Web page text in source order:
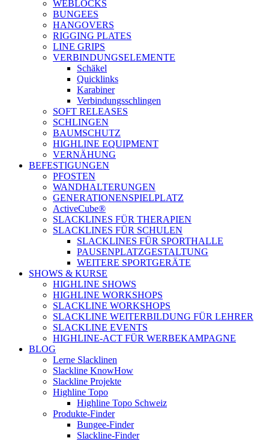
WEBLOCKS
BUNGEES
HANGOVERS
RIGGING PLATES
LINE GRIPS
VERBINDUNGSELEMENTE
Schäkel
Quicklinks
Karabiner
Verbindungsschlingen
SOFT RELEASES
SCHLINGEN
BAUMSCHUTZ
HIGHLINE EQUIPMENT
VERNÄHUNG
BEFESTIGUNGEN
PFOSTEN
WANDHALTERUNGEN
GENERATIONENSPIELPLATZ
ActiveCube®
SLACKLINES FÜR THERAPIEN
SLACKLINES FÜR SCHULEN
SLACKLINES FÜR SPORTHALLE
PAUSENPLATZGESTALTUNG
WEITERE SPORTGERÄTE
SHOWS & KURSE
HIGHLINE SHOWS
HIGHLINE WORKSHOPS
SLACKLINE WORKSHOPS
SLACKLINE WEITERBILDUNG FÜR LEHRER
SLACKLINE EVENTS
HIGHLINE-ACT FÜR WERBEKAMPAGNE
BLOG
Lerne Slacklinen
Slackline KnowHow
Slackline Projekte
Highline Topo
Highline Topo Schweiz
Produkte-Finder
Bungee-Finder
Slackline-Finder